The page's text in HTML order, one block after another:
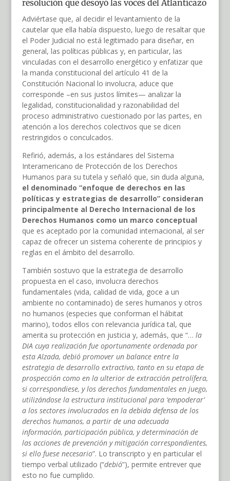
resolución que desoyó las voces del Atlanticazo
Adviértase que, al decidir el levantamiento de la
cautelar que ella había dispuesto, luego de resaltar que
el Poder Judicial no está legitimado para diseñar, en
general, las políticas públicas y, en particular, las
vinculadas con el desarrollo energético y enfatizar que
la manda constitucional del artículo 41 de la
Constitución Nacional lo involucra, aduce que
corresponde –en sus justos límites— analizar la
legalidad, constitucionalidad y razonabilidad del
proceso administrativo cuestionado por las partes, en
atención a los derechos colectivos que se dicen
restringidos o conculcados.
Refirió, además, a los estándares del Sistema
Interamericano de Protección de los Derechos
Humanos para su tutela y señaló que, sin duda alguna,
el denominado “enfoque de derechos en las
políticas y estrategias de desarrollo” consideran
principalmente al Derecho Internacional de los
Derechos Humanos como un marco conceptual
que es aceptado por la comunidad internacional, al ser
capaz de ofrecer un sistema coherente de principios y
reglas en el ámbito del desarrollo.
También sostuvo que la estrategia de desarrollo
propuesta en el caso, involucra derechos
fundamentales (vida, calidad de vida, goce a un
ambiente no contaminado) de seres humanos y otros
no humanos (especies que conforman el hábitat
marino), todos ellos con relevancia jurídica tal, que
amerita su protección en justicia y, además, que “… la
DIA cuya realización fue oportunamente ordenada por
esta Alzada, debió promover un balance entre la
estrategia de desarrollo extractivo, tanto en su etapa de
prospección como en la ulterior de extracción petrolífera,
si correspondiese, y los derechos fundamentales en juego,
utilizándose la estructura institucional para ‘empoderar’
a los sectores involucrados en la debida defensa de los
derechos humanos, a partir de una adecuada
información, participación pública, y determinación de
las acciones de prevención y mitigación correspondientes,
si ello fuese necesario”. Lo transcripto y en particular el
tiempo verbal utilizado (“debió”), permite entrever que
esto no fue cumplido.